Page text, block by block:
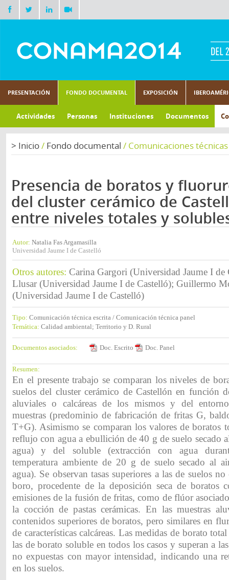
PRESENTACIÓN FONDO DOCUMENTAL EXPOSICIÓN
Actividades Personas Instituciones Documentos
> Inicio/ Fondo documental / Comunicaciones técnicas
Presencia de boratos y
del cluster cerámico de
entre niveles totales y
Autor: Natalia Fas Argamasilla
Universidad Jaume I de Castelló
Otros autores: Carina Gargori (Universidad Jaume I de
Llusar (Universidad Jaume I de Castelló); Guillermo
(Universidad Jaume I de Castelló)
Tipo: Comunicación técnica escrita / Comunicación técnica panel
Temática: Calidad ambiental; Territorio y D. Rural
Documentos asociados: Doc. Escrito Doc. Panel
Resumen:
En el presente trabajo se comparan los niveles de
suelos del cluster cerámico de Castellón en función
aluviales o calcáreas de los mismos y del
muestras (predominio de fabricación de fritas G,
T+G). Asimismo se comparan los valores de boratos
reflujo con agua a ebullición de 40 g de suelo secado
agua) y del soluble (extracción con agua
temperatura ambiente de 20 g de suelo secado al
agua). Se observan tasas superiores a las de suelos
boro, procedente de la deposición seca de boratos
emisiones de la fusión de fritas, como de flúor
la cocción de pastas cerámicas. En las muestras
contenidos superiores de boratos, pero similares en
de características calcáreas. Las medidas de borato
las de borato soluble en todos los casos y superan a
no expuestas con mayor intensidad, indicando una
en los suelos.